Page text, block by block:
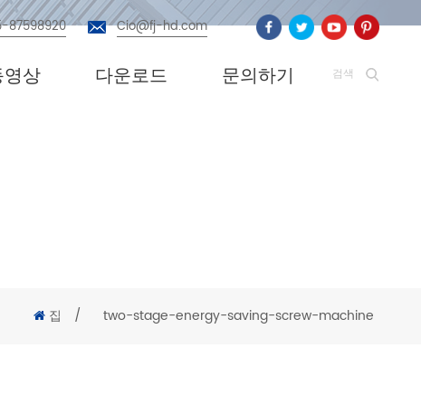
87598920 Cio@fj-hd.com
영상 다운로드 문의하기 검색
집 / two-stage-energy-saving-screw-machine